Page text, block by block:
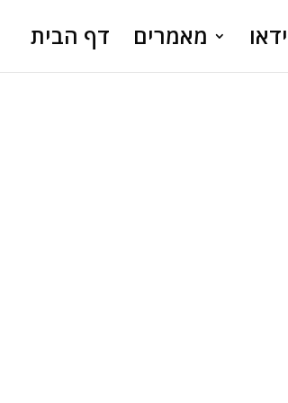
דף הבית מאמרים